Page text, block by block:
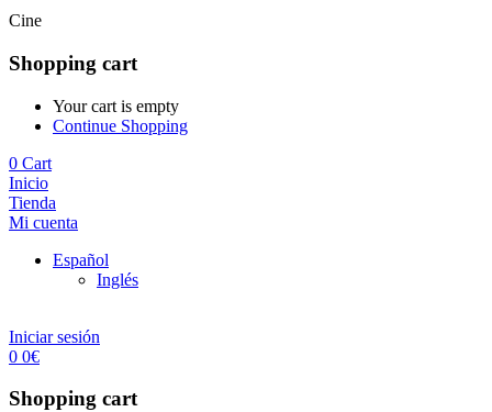
Cine
Shopping cart
Your cart is empty
Continue Shopping
0 Cart
Inicio
Tienda
Mi cuenta
Español
Inglés
Iniciar sesión
0 0€
Shopping cart